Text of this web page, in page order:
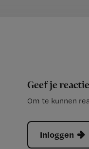
Geef je reactie
Om te kunnen
Inloggen